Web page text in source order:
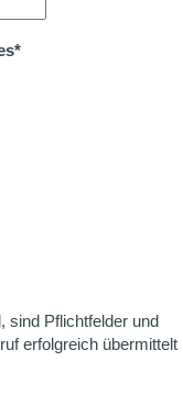
sind Pflichtfelder und
erfolgreich übermittelt